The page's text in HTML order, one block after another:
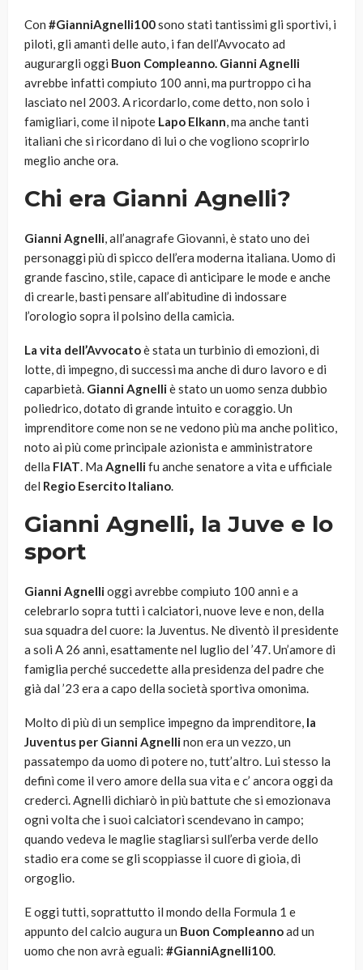
Con #GianniAgnelli100sono stati tantissimi gli sportivi, i
piloti, gli amanti delle auto, i fan dell’Avvocato ad
augurargli oggi Buon Compleanno. Gianni Agnelli
avrebbe infatti compiuto 100 anni, ma purtroppo ci ha
lasciato nel 2003. A ricordarlo, come detto, non solo i
famigliari, come il nipote Lapo Elkann, ma anche tanti
italiani che si ricordano di lui o che vogliono scoprirlo
meglio anche ora.
Chi era Gianni Agnelli?
Gianni Agnelli, all’anagrafe Giovanni, è stato uno dei
personaggi più di spicco dell’era moderna italiana. Uomo di
grande fascino, stile, capace di anticipare le mode e anche
di crearle, basti pensare all’abitudine di indossare
l’orologio sopra il polsino della camicia.
La vita dell’Avvocatoè stata un turbinio di emozioni, di
lotte, di impegno, di successi ma anche di duro lavoro e di
caparbietà. Gianni Agnelliè stato un uomo senza dubbio
poliedrico, dotato di grande intuito e coraggio. Un
imprenditore come non se ne vedono più ma anche politico,
noto ai più come principale azionista e amministratore
della FIAT. Ma Agnellifu anche senatore a vita e ufficiale
del Regio Esercito Italiano.
Gianni Agnelli, la Juve e lo
sport
Gianni Agnellioggi avrebbe compiuto 100 anni e a
celebrarlo sopra tutti i calciatori, nuove leve e non, della
sua squadra del cuore: la Juventus. Ne diventò il presidente
a soli A 26 anni, esattamente nel luglio del ’47. Un’amore di
famiglia perché succedette alla presidenza del padre che
già dal ’23 era a capo della società sportiva omonima.
Molto di più di un semplice impegno da imprenditore, la
Juventus per Gianni Agnellinon era un vezzo, un
passatempo da uomo di potere no, tutt’altro. Lui stesso la
definì come il vero amore della sua vita e c’ ancora oggi da
crederci. Agnelli dichiarò in più battute che si emozionava
ogni volta che i suoi calciatori scendevano in campo;
quando vedeva le maglie stagliarsi sull’erba verde dello
stadio era come se gli scoppiasse il cuore di gioia, di
orgoglio.
E oggi tutti, soprattutto il mondo della Formula 1 e
appunto del calcio augura un Buon Compleannoad un
uomo che non avrà eguali: #GianniAgnelli100.